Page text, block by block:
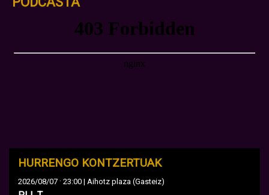
HURRENGO KONTZERTUAK
2026/08/07 · 23:00 | Aihotz plaza (Gasteiz)